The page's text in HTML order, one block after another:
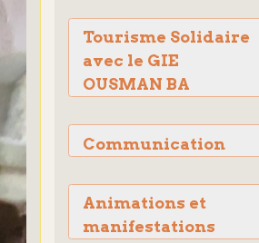
Tourisme Solidaire
avec le GIE
OUSMAN BA
Communication
Animations et
manifestations